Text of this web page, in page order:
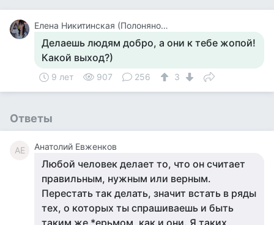
Елена Никитинская (Полонянова)
Делаешь людям добро, а они к тебе жопой!
Какой выход?)
9 лет 907 256 3
Ответы
АЕ Анатолий Евженков
Любой человек делает то, что он считает
правильным, нужным или верным.
Перестать так делать, значит встать в ряды
тех, о которых ты спрашиваешь и быть
таким же *ерьмом, как и они. Я таких